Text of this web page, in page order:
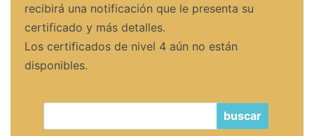
recibirá una notificación que le presenta su
certificado y más detalles.
Los certificados de nivel 4 aún no están
disponibles.
buscar